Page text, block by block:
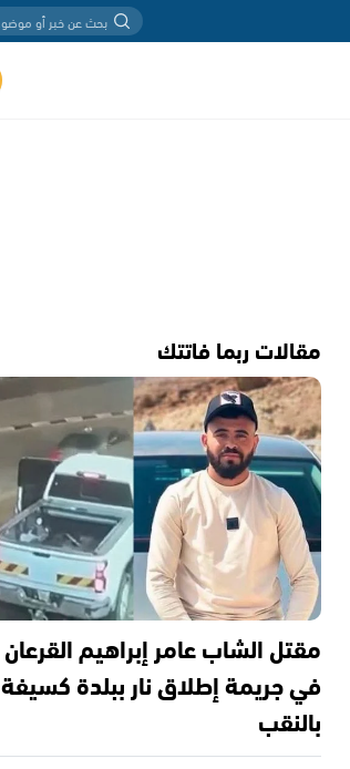
مقالات ربما فاتتك
مقتل الشاب عامر إبراهيم القرعان
في جريمة إطلاق نار ببلدة كسيفة
بالنقب